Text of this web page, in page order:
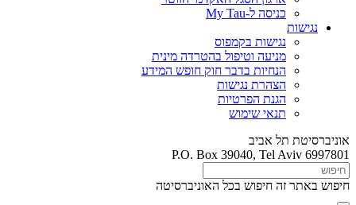
כניסה ל-My Tau
נגישות
נגישות בקמפוס
מניעה וטיפול בהטרדה מינית
הנחיות בדבר חוק חופש המידע
הצהרת נגישות
הגנת הפרטיות
תנאי שימוש
אוניברסיטת תל אביב
P.O. Box 39040, Tel Aviv 6997801
חיפוש באתר זה חיפוש בכל האוניברסיטה